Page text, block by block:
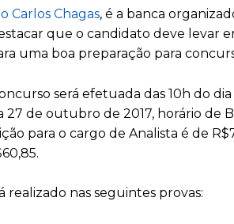
Carlos Chagas, é a banca
que o candidato deve levar
uma boa preparação para
será efetuada das 10h do
27 de outubro de 2017, horário de
para o cargo de Analista é de
realizado nas seguintes provas: